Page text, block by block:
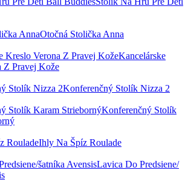
Otočná Stolička Anna
Kancelárske
Z Pravej Kože
Konferenčný Stolík Nizza 2
Konferenčný Stolík
Ihly Na Špíz Roulade
Lavica Do Predsiene/